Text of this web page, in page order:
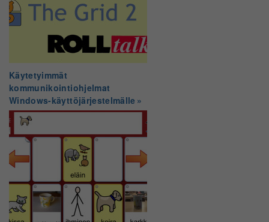
Käytetyimmät
kommunikointiohjelmat
Windows-käyttöjärjestelmälle